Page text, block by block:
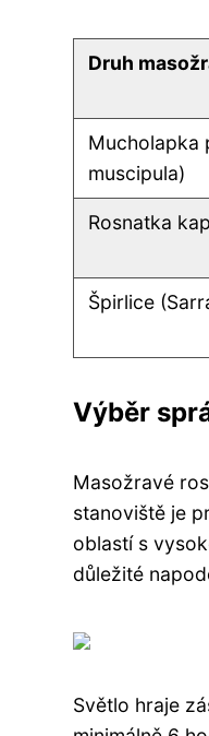
Druh
Mucholapka
muscipula)
Rosnatka
Špirlice
Výběr
Masožravé
stanoviště je
oblastí s
důležité
Světlo hraje